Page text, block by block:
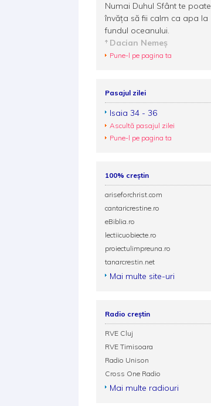
Numai Duhul Sfânt te poate
învăța să fii calm ca apa la
fundul oceanului.
Dacian Nemeș
Pune-l pe pagina ta
Pasajul zilei
Isaia 34 - 36
Ascultă pasajul zilei
Pune-l pe pagina ta
100% creștin
ariseforchrist.com
cantaricrestine.ro
eBiblia.ro
lectiicuobiecte.ro
proiectulimpreuna.ro
tanarcrestin.net
Mai multe site-uri
Radio creștin
RVE Cluj
RVE Timisoara
Radio Unison
Cross One Radio
Mai multe radiouri